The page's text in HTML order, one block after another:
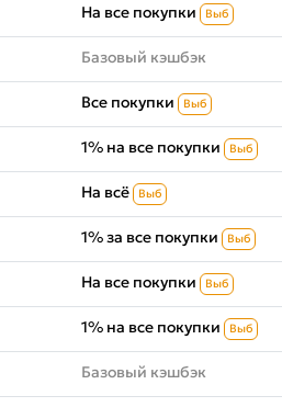
На все покупки Выб
Базовый кэшбэк
Все покупки Выб
1% на все покупки Выб
На всё Выб
1% за все покупки Выб
На все покупки Выб
1% на все покупки Выб
Базовый кэшбэк